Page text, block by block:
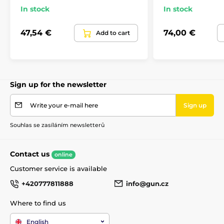
In stock
47,54 € Add to cart
In stock
74,00 €
Sign up for the newsletter
Write your e-mail here Sign up
Souhlas se zasíláním newsletterů
Contact us online
Customer service is available
+420777811888
info@gun.cz
Where to find us
English